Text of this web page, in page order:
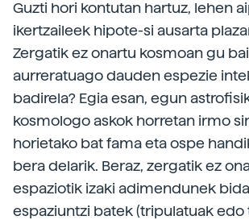
Guzti hori kontutan hartuz, lehen
ikertzaileek hipote-si ausarta
Zergatik ez onartu kosmoan gu
aurreratuago dauden espezie
badirela? Egia esan, egun
kosmologo askok horretan irmo
horietako bat fama eta ospe
bera delarik. Beraz, zergatik ez
espaziotik izaki adimendunek
espaziuntzi batek (tripulatuak edo